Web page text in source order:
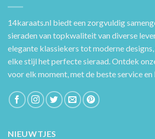
14karaats.nl biedt een zorgvuldig
sieraden van topkwaliteit van diverse
elegante klassiekers tot moderne
elke stijl het perfecte sieraad. Ontdek
voor elk moment, met de beste service
NIEUWTJES